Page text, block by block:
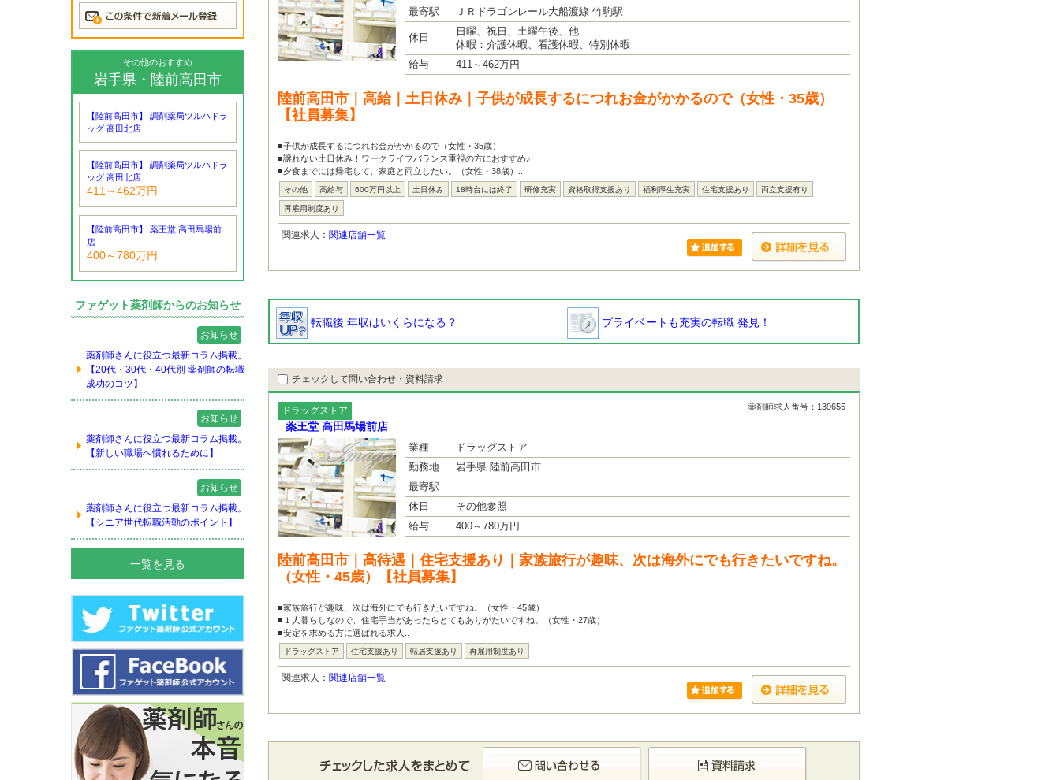
その他のおすすめ
岩手県・陸前高田市
【陸前高田市】 調剤薬局ツルハドラ
ッグ 高田北店
【陸前高田市】 調剤薬局ツルハドラ
ッグ 高田北店
411～462万円
【陸前高田市】 薬王堂 高田馬場前
店
400～780万円
ファゲット薬剤師からのお知らせ
お知らせ
薬剤師さんに役立つ最新コラム掲載。
【20代・30代・40代別 薬剤師の転職
成功のコツ】
お知らせ
薬剤師さんに役立つ最新コラム掲載。
【新しい職場へ慣れるために】
お知らせ
薬剤師さんに役立つ最新コラム掲載。
【シニア世代転職活動のポイント】
一覧を見る
最寄駅
ＪＲドラゴンレール大船渡線 竹駒駅
休日
日曜、祝日、土曜午後、他
休暇：介護休暇、看護休暇、特別休暇
給与
411～462万円
陸前高田市｜高給｜土日休み｜子供が成長するにつれお金がかかるので（女性・35歳）
【社員募集】
■子供が成長するにつれお金がかかるので（女性・35歳）
■譲れない土日休み！ワークライフバランス重視の方におすすめ♪
■夕食までには帰宅して、家庭と両立したい。（女性・38歳）..
その他 高給与 600万円以上 土日休み 18時台には終了 研修充実 資格取得支援あり 福利厚生充実 住宅支援あり 両立支援有り
再雇用制度あり
関連求人： 関連店舗一覧
転職後 年収はいくらになる？ プライベートも充実の転職 発見！
チェックして問い合わせ・資料請求
ドラッグストア
薬王堂 高田馬場前店
薬剤師求人番号：139655
業種
ドラッグストア
勤務地
岩手県 陸前高田市
最寄駅
休日
その他参照
給与
400～780万円
陸前高田市｜高待遇｜住宅支援あり｜家族旅行が趣味、次は海外にでも行きたいですね。
（女性・45歳）【社員募集】
■家族旅行が趣味、次は海外にでも行きたいですね。（女性・45歳）
■１人暮らしなので、住宅手当があったらとてもありがたいですね。（女性・27歳）
■安定を求める方に選ばれる求人..
ドラッグストア 住宅支援あり 転居支援あり 再雇用制度あり
関連求人： 関連店舗一覧